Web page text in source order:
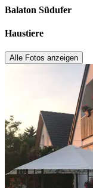
Balaton Südufer
Haustiere
Alle Fotos anzeigen